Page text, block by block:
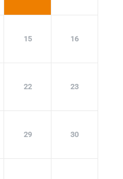
15 16
22 23
29 30